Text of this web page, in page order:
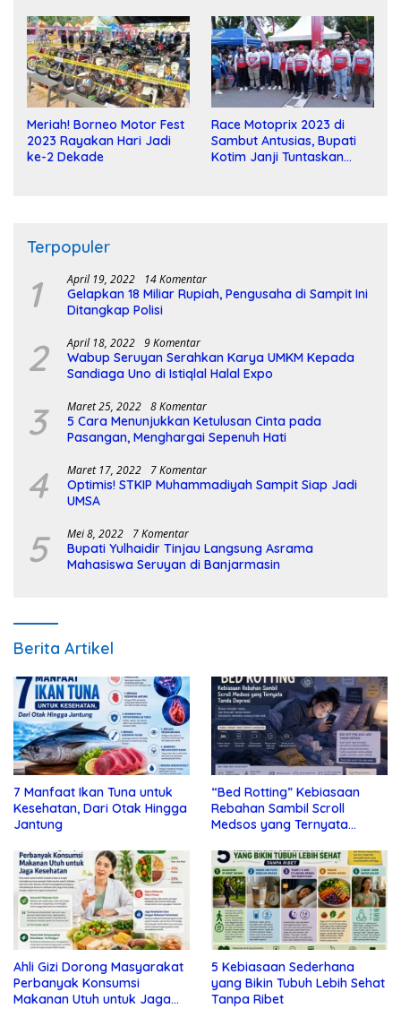
Meriah! Borneo Motor Fest
2023 Rayakan Hari Jadi
ke-2 Dekade
Race Motoprix 2023 di
Sambut Antusias, Bupati
Kotim Janji Tuntaskan
Terpopuler
1 April 19, 2022 14 Komentar
Gelapkan 18 Miliar Rupiah, Pengusaha di Sampit Ini
Ditangkap Polisi
2 April 18, 2022 9 Komentar
Wabup Seruyan Serahkan Karya UMKM Kepada
Sandiaga Uno di Istiqlal Halal Expo
3 Maret 25, 2022 8 Komentar
5 Cara Menunjukkan Ketulusan Cinta pada
Pasangan, Menghargai Sepenuh Hati
4 Maret 17, 2022 7 Komentar
Optimis! STKIP Muhammadiyah Sampit Siap Jadi
UMSA
5 Mei 8, 2022 7 Komentar
Bupati Yulhaidir Tinjau Langsung Asrama
Mahasiswa Seruyan di Banjarmasin
Berita Artikel
7 Manfaat Ikan Tuna untuk
Kesehatan, Dari Otak Hingga
Jantung
“Bed Rotting” Kebiasaan
Rebahan Sambil Scroll
Medsos yang Ternyata
Ahli Gizi Dorong Masyarakat
Perbanyak Konsumsi
Makanan Utuh untuk Jaga
5 Kebiasaan Sederhana
yang Bikin Tubuh Lebih Sehat
Tanpa Ribet